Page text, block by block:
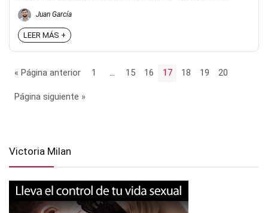
Juan García
LEER MÁS +
« Página anterior 1 … 15 16 17 18 19 20
Página siguiente »
Victoria Milan